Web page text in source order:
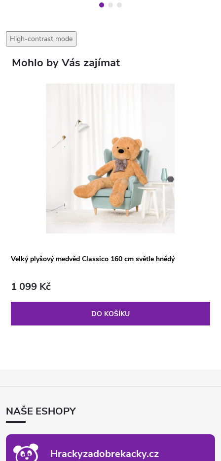
High-contrast mode
Velký plyšový medvěd Classico 160 cm světle hnědý
1 099 Kč
DO KOŠÍKU
ANAŠE ESHOPY
Hrackyzadobrekacky.cz